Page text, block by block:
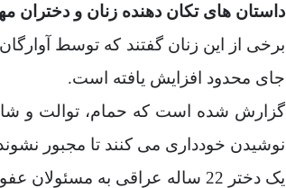
داستان های تکان دهنده زنان و دختران
برخی از این زنان گفتند که توسط
جای محدود افزایش یافته است.
گزارش شده است که حمام، توالت و
نوشیدن خودداری می کنند تا مجبور
یک دختر 22 ساله عراقی به